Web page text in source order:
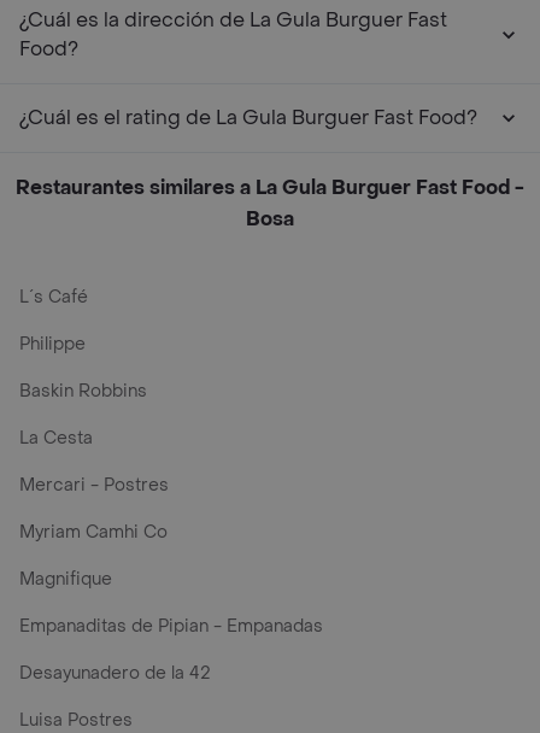
¿Cuál es la dirección de La Gula Burguer Fast
Food?
¿Cuál es el rating de La Gula Burguer Fast Food?
Restaurantes similares a La Gula Burguer Fast Food -
Bosa
L´s Café
Philippe
Baskin Robbins
La Cesta
Mercari - Postres
Myriam Camhi Co
Magnifique
Empanaditas de Pipian - Empanadas
Desayunadero de la 42
Luisa Postres